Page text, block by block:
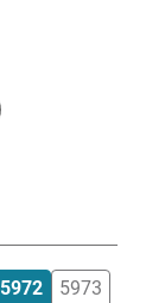
5972
5973